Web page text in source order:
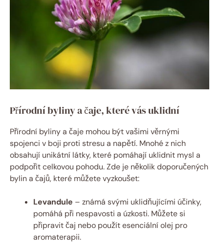
Přírodní byliny a čaje, které vás uklidní
Přírodní byliny a čaje mohou být vašimi věrnými
spojenci v boji proti stresu a napětí. Mnohé z nich
obsahují unikátní látky, které pomáhají uklidnit mysl a
podpořit celkovou pohodu. Zde je několik doporučených
bylin a čajů, které můžete vyzkoušet:
Levandule – známá svými uklidňujícími účinky,
pomáhá při nespavosti a úzkosti. Můžete si
připravit čaj nebo použít esenciální olej pro
aromaterapii.